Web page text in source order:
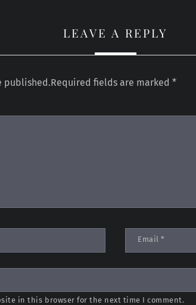
LEAVE A REPLY
published.Required fields are marked *
Email*
in this browser for the next time I comment.